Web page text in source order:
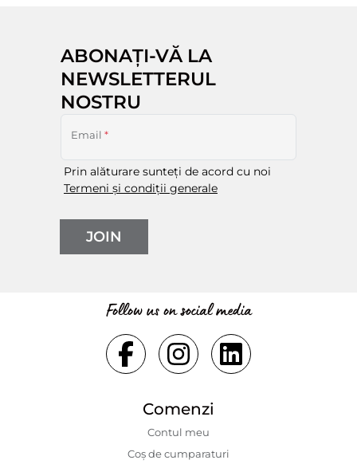
ABONAȚI-VĂ LA
NEWSLETTERUL
NOSTRU
Email *
Prin alăturare sunteți de acord cu noi
Termeni și condiții generale
JOIN
Follow us on social media
Comenzi
Contul meu
Coș de cumparaturi